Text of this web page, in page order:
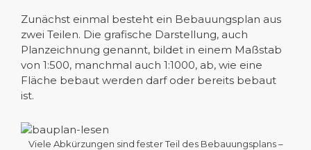
Zunächst einmal besteht ein Bebauungsplan aus
zwei Teilen. Die grafische Darstellung, auch
Planzeichnung genannt, bildet in einem Maßstab
von 1:500, manchmal auch 1:1000, ab, wie eine
Fläche bebaut werden darf oder bereits bebaut
ist.
Viele Abkürzungen sind fester Teil des Bebauungsplans –